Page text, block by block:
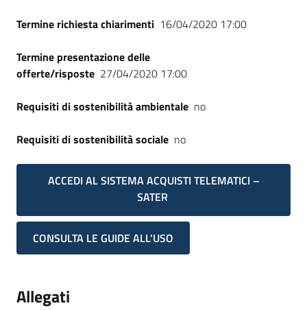
Termine richiesta chiarimenti 16/04/2020 17:00
Termine presentazione delle
offerte/risposte 27/04/2020 17:00
Requisiti di sostenibilità ambientale no
Requisiti di sostenibilità sociale no
ACCEDI AL SISTEMA ACQUISTI TELEMATICI –
SATER
CONSULTA LE GUIDE ALL'USO
Allegati